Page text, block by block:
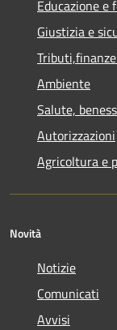
Educazione e
Giustizia e
Ambiente
Salute,
Autorizzazioni
Agricoltura e
Novità
Notizie
Comunicati
Avvisi